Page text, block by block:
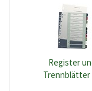
Register
Trennblätter